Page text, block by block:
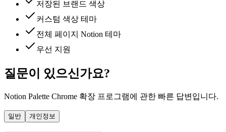
저장된 브랜드 색상
커스텀 색상 테마
전체 페이지 Notion 테마
우선 지원
질문이 있으신가요?
Notion Palette Chrome 확장 프로그램에 관한 빠른 답변입니다.
일반 개인정보